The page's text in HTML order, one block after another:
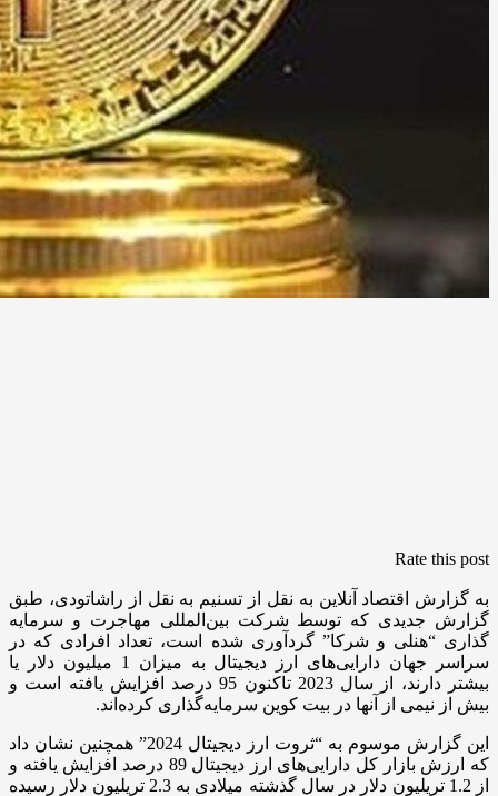
Rate this post
به گزارش اقتصاد آنلاین به نقل از تسنیم به نقل از راشاتودی، طبق
گزارش جدیدی که توسط شرکت بین‌المللی مهاجرت و سرمایه
گذاری “هنلی و شرکا” گردآوری شده است، تعداد افرادی که در
سراسر جهان دارایی‌های ارز دیجیتال به میزان 1 میلیون دلار یا
بیشتر دارند، از سال 2023 تاکنون 95 درصد افزایش یافته است و
بیش از نیمی از آنها در بیت کوین سرمایه‌گذاری کرده‌اند.
این گزارش موسوم به “ثروت ارز دیجیتال 2024” همچنین نشان داد
که ارزش بازار کل دارایی‌های ارز دیجیتال 89 درصد افزایش یافته و
از 1.2 تریلیون دلار در سال گذشته میلادی به 2.3 تریلیون دلار رسیده